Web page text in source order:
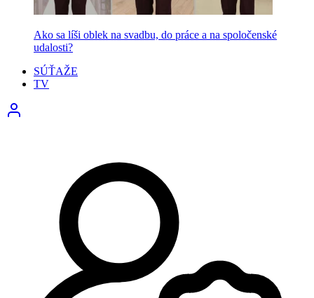
Ako sa líši oblek na svadbu, do práce a na spoločenské
udalosti?
SÚŤAŽE
TV